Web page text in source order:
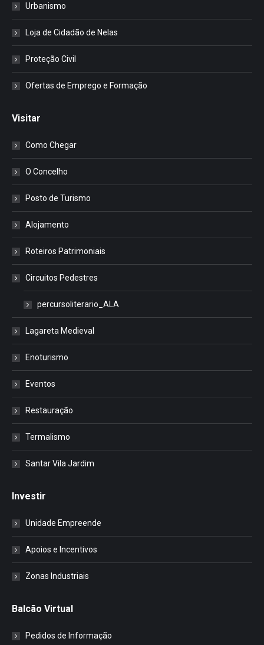
Urbanismo
Loja de Cidadão de Nelas
Proteção Civil
Ofertas de Emprego e Formação
Visitar
Como Chegar
O Concelho
Posto de Turismo
Alojamento
Roteiros Patrimoniais
Circuitos Pedestres
percursoliterario_ALA
Lagareta Medieval
Enoturismo
Eventos
Restauração
Termalismo
Santar Vila Jardim
Investir
Unidade Empreende
Apoios e Incentivos
Zonas Industriais
Balcão Virtual
Pedidos de Informação